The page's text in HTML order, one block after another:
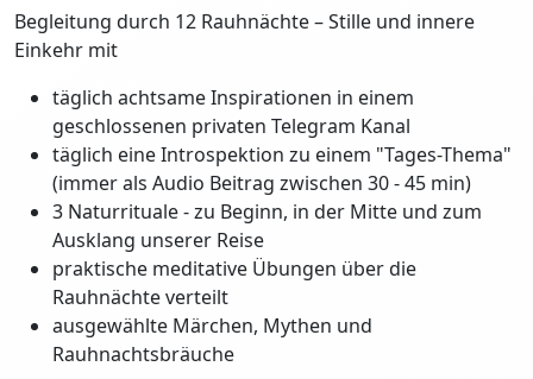
Begleitung durch 12 Rauhnächte – Stille und innere
Einkehr mit
täglich achtsame Inspirationen in einem
geschlossenen privaten Telegram Kanal
täglich eine Introspektion zu einem "Tages-Thema"
(immer als Audio Beitrag zwischen 30 - 45 min)
3 Naturrituale - zu Beginn, in der Mitte und zum
Ausklang unserer Reise
praktische meditative Übungen über die
Rauhnächte verteilt
ausgewählte Märchen, Mythen und
Rauhnachtsbräuche